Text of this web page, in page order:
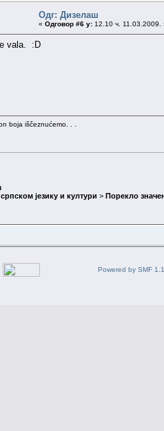
Одг: Дизелаш
« Одговор #6 у: 12.10 ч. 11.03.2009.
vala. :D
boja iščeznućemo. . .
језику и култури > Порекло
Powered by SMF